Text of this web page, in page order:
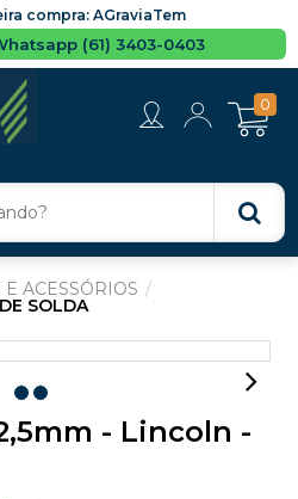
compra: AGraviaTem
(61) 3403-0403
0
ACESSÓRIOS
SOLDA
- Lincoln -